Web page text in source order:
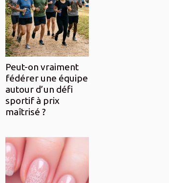
Peut-on vraiment
fédérer une équipe
autour d’un défi
sportif à prix
maîtrisé ?